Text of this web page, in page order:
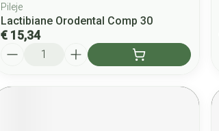
Pileje
Lactibiane Orodental Comp 30
€ 15,34